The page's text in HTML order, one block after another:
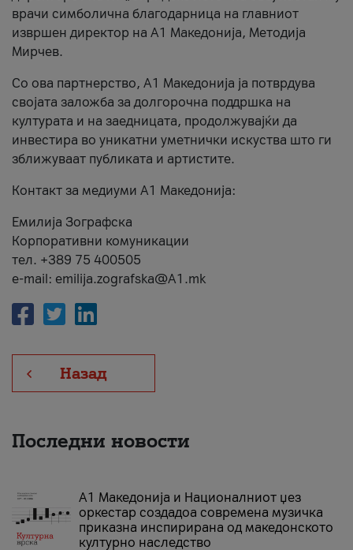
врачи симболична благодарница на главниот
извршен директор на A1 Македонија, Методија
Мирчев.
Со ова партнерство, A1 Македонија ја потврдува
својата заложба за долгорочна поддршка на
културата и на заедницата, продолжувајќи да
инвестира во уникатни уметнички искуства што ги
зближуваат публиката и артистите.
Контакт за медиуми А1 Македонија:
Емилија Зографска
Корпоративни комуникации
тел. +389 75 400505
e-mail: emilija.zografska@A1.mk
Назад
Последни новости
А1 Македонија и Националниот џез
оркестар создадоа современа музичка
приказна инспирирана од македонското
културно наследство